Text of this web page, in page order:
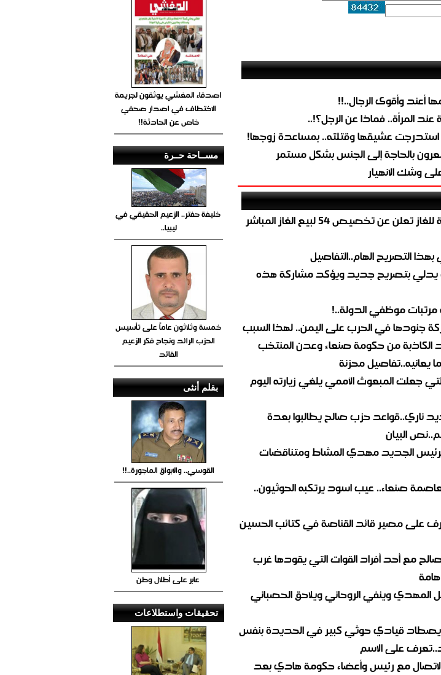
أعند وأقوى الرجال..!!
عشيقها وقتلته.. بمساعدة زوجها!
عاجل..الشركة اليمنية للغاز تعلن عن تخصيص 54 لبيع الغاز المباشر
التصريح الهام..التفاصيل
يدلي بتصريح جديد ويؤكد مشاركة هذه
موظفي الدولة..!
جنودها في الحرب على اليمن.. لهذا السبب
الكاذبة من حكومة صنعاء وعدن المنتخب
يعانيه..تفاصيل محزنة
جعلت المبعوث الأممي يلغي زيارته اليوم
ناري..قواعد حزب صالح يطالبوا بعدة
البيان
الجديد مهدي المشاط ومتناقضات
صنعاء.. عيب اسود يرتكبه الحوثيون..
على مصير قائد القناصة في كتائب الحسين
مع أحد أفراد القوات التي يقودها غرب
المهدي وينفي الروحاني ويلاحق الحصباني
قيادي حوثي كبير في الحديدة بنفس
على الاسم
مع رئيس وأعضاء حكومة هادي بعد
اصدقاء المغشي يوثقون لجريمة
الاختطاف في اصدار صحفي
خاص عن الحادثة!!
مســاحة حــرة
خليفة حفتر.. الزعيم الحقيقي في
ليبيا..
خمسة وثلاثون عاماً على تأسيس
الحزب الرائد ونجاح فكر الزعيم
القائد
بقلم أنثى
القوسي.. والابواق الماجورة..!!
عابر على أطلال وطن
تحقيقات واستطلاعات